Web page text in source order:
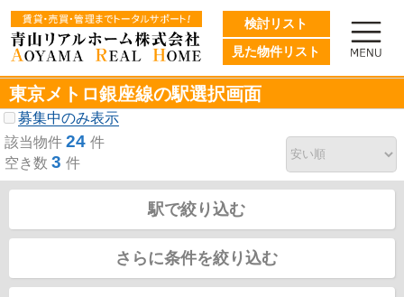
検討リスト
見た物件リスト
東京メトロ銀座線の駅選択画面
募集中のみ表示
該当物件 24 件
空き数 3 件
駅で絞り込む
さらに条件を絞り込む